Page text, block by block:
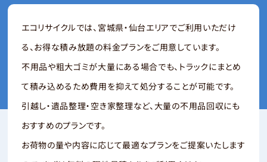
エコリサイクルでは、宮城県・仙台エリアでご利用いただけ
る、お得な積み放題の料金プランをご用意しています。
不用品や粗大ゴミが大量にある場合でも、トラックにまとめ
て積み込めるため費用を抑えて処分することが可能です。
引越し・遺品整理・空き家整理など、大量の不用品回収にも
おすすめのプランです。
お荷物の量や内容に応じて最適なプランをご提案いたします